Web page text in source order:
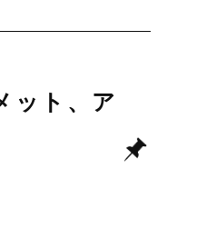
ット、ア